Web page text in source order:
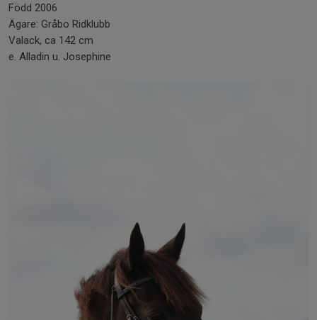
Född 2006
Ägare: Gråbo Ridklubb
Valack, ca 142 cm
e. Alladin u. Josephine